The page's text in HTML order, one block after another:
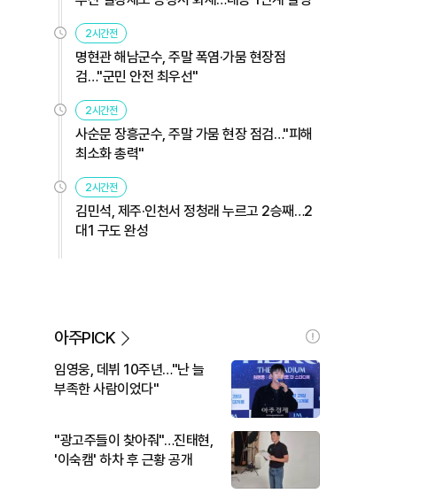
2시간전
명현관 해남군수, 주말 폭염·가뭄 현장점
검…"군민 안전 최우선"
2시간전
사순문 장흥군수, 주말 가뭄 현장 점검…"피해
최소화 총력"
2시간전
김민석, 제주·인천서 정청래 누르고 2승째…2
대1 구도 완성
아주PICK
임영웅, 데뷔 10주년…"난 늘
부족한 사람이었다"
"광고주들이 찾아줘"…진태현,
'이숙캠' 하차 후 근황 공개